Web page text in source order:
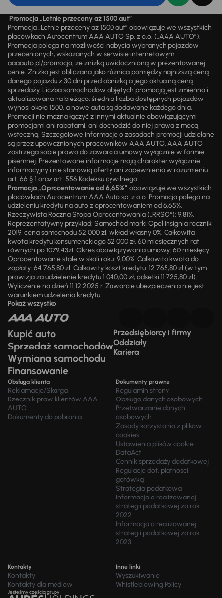
Promocja „Letnie przeceny aż 1500 aut”
Promocja „Letnie przeceny aż 1500 aut” obowiązuje we wszystkich
placówkach Autocentrum AAA AUTO Sp. z o.o. („AAA AUTO”).
Promocja polega na możliwości nabycia wybranych pojazdów
przecenionych, wskazanych w serwisie internetowym
aaaauto.pl/promocja, ze zniżką uwidocznioną w prezentowanej
cenie. Zniżka jest obliczana jako różnica pomiędzy najniższą ceną
danego pojazdu z 30 dni przed obniżką a jego aktualną ceną
sprzedaży. Liczba samochodów objętych promocją jest zmienna i
aktualizowana na bieżąco; średnia liczba dostępnych pojazdów
wynosi około 1500, a nowe auta są dodawane każdego dnia.
Promocji nie można łączyć z innymi aktualnie obowiązującymi
promocjami ani rabatami, ani dochodzić do niej prawa z mocą
wsteczną. Szczegółowe informacje o zasadach promocji udzielane
są przez upoważnionych pracowników AAA AUTO. AAA AUTO
zastrzega sobie prawo do zawarcia umowy wyłącznie w formie
pisemnej. Prezentowane informacje mają charakter wyłącznie
informacyjny i nie stanowią oferty ani zapewnienia w rozumieniu
art. 66 § 1 oraz art. 556 Kodeksu cywilnego.
Promocja „Oprocentowanie od 6,65%” obowiązuje we wszystkich
placówkach Autocentrum AAA Auto sp. z o.o. Promocja polega na
udzieleniu kredytu na auto z oprocentowaniem od 6,65%.
Rzeczywista Roczna Stopa Oprocentowania („RRSO“): 9,81%.
Reprezentatywny przykład: Samochód marki Opel Insignia rocznik
2019, cena samochodu 52 000 zł, wkład własny 0%. Całkowita
kwota kredytu konsumenckiego 52 000 zł, 60 miesięcznych rat
równych po 1079,43zł. Okres obowiązywania umowy: 60 miesięcy.
Oprocentowanie stałe w skali roku: 9,00%. Całkowita kwota do
zapłaty: 64 765,80 zł. Całkowity koszt kredytu: 12 765,80 zł (w tym
prowizja za udzielenie kredytu 1 040,00 zł, odsetki 11 725,80 zł).
Wyliczenie na dzień 11.12.2025 r. Zawarcie ubezpieczenia nie jest
warunkiem udzielenia kredytu.
Pokaż wszystko
Kupić auto
Sprzedaż samochodów
Wymiana samochodu
Finansowanie
Przedsiębiorcy i firmy
Oddziały
Kariera
Obsługa klienta
Reklamacje/Skarga
Rzecznik praw klientów AAA
AUTO
Dokumenty do pobrania
Dokumenty prawne
Regulamin strony
Obsługa danych osobowych
Przetwarzanie danych
osobowych
Zasady korzystania z plików
cookies
Ustawienia plików cookie
DataAct
Cennik sprzedaży dodatkowej
Regulacje dot. płatności
gotówką
Strategia podatkowa
Informacja o realizowanej
strategii podatkowej za rok
2022
Informacja o realizowanej
strategii podatkowej za rok
2023
Kontakty
Kontakty
Kontakty dla mediów
Inne linki
Wyszukiwanie
Whistleblowing Policy
Jesteśmy częścią grupy